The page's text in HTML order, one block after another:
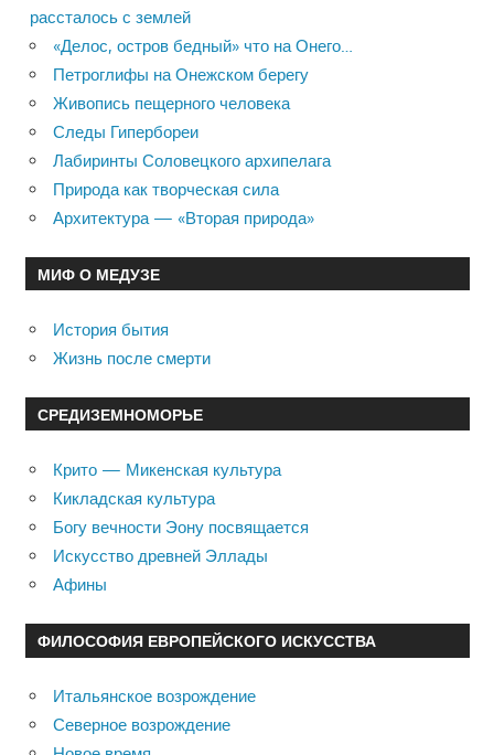
рассталось с землей
«Делос, остров бедный» что на Онего…
Петроглифы на Онежском берегу
Живопись пещерного человека
Следы Гипербореи
Лабиринты Соловецкого архипелага
Природа как творческая сила
Архитектура — «Вторая природа»
МИФ О МЕДУЗЕ
История бытия
Жизнь после смерти
СРЕДИЗЕМНОМОРЬЕ
Крито — Микенская культура
Кикладская культура
Богу вечности Эону посвящается
Искусство древней Эллады
Афины
ФИЛОСОФИЯ ЕВРОПЕЙСКОГО ИСКУССТВА
Итальянское возрождение
Северное возрождение